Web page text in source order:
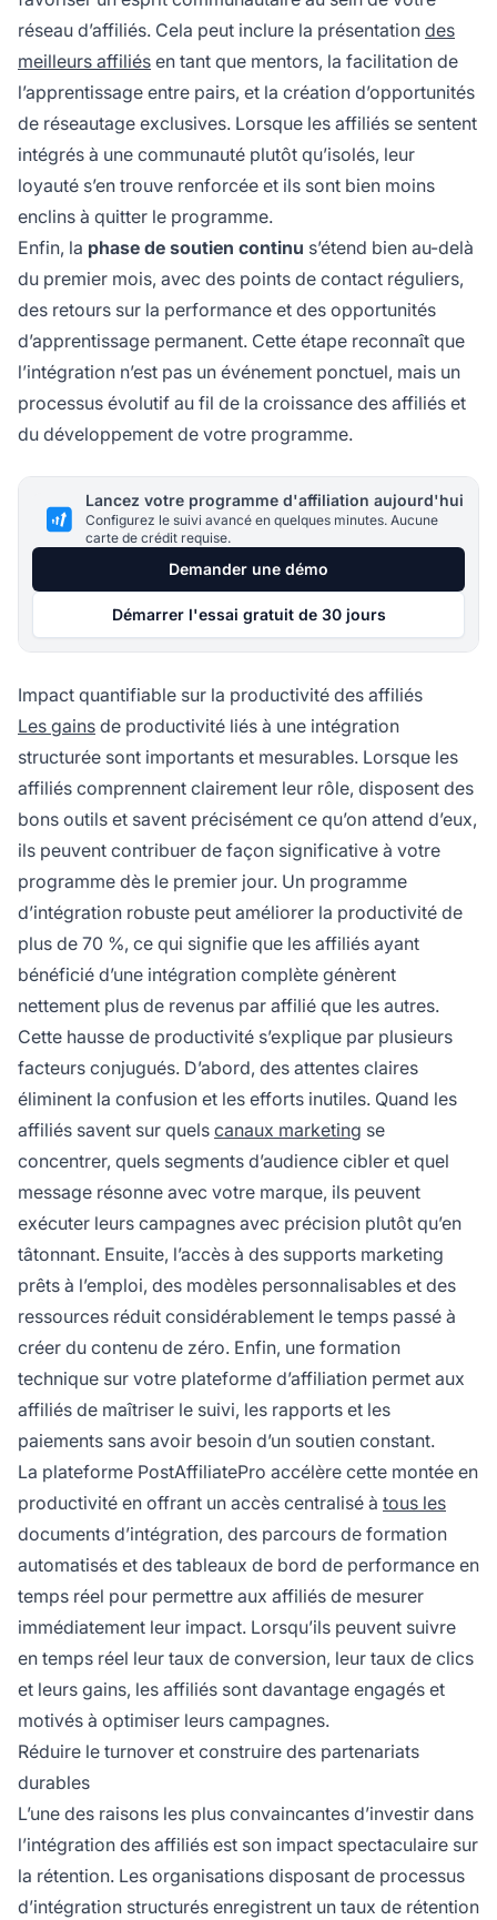
réseau d’affiliés. Cela peut inclure la présentation des
meilleurs affiliés en tant que mentors, la facilitation de
l’apprentissage entre pairs, et la création d’opportunités
de réseautage exclusives. Lorsque les affiliés se sentent
intégrés à une communauté plutôt qu’isolés, leur
loyauté s’en trouve renforcée et ils sont bien moins
enclins à quitter le programme.
Enfin, la phase de soutien continu s’étend bien au-delà
du premier mois, avec des points de contact réguliers,
des retours sur la performance et des opportunités
d’apprentissage permanent. Cette étape reconnaît que
l’intégration n’est pas un événement ponctuel, mais un
processus évolutif au fil de la croissance des affiliés et
du développement de votre programme.
Lancez votre programme d'affiliation aujourd'hui
Configurez le suivi avancé en quelques minutes. Aucune
carte de crédit requise.
Demander une démo
Démarrer l'essai gratuit de 30 jours
Impact quantifiable sur la productivité des affiliés
Les gains de productivité liés à une intégration
structurée sont importants et mesurables. Lorsque les
affiliés comprennent clairement leur rôle, disposent des
bons outils et savent précisément ce qu’on attend d’eux,
ils peuvent contribuer de façon significative à votre
programme dès le premier jour. Un programme
d’intégration robuste peut améliorer la productivité de
plus de 70 %, ce qui signifie que les affiliés ayant
bénéficié d’une intégration complète génèrent
nettement plus de revenus par affilié que les autres.
Cette hausse de productivité s’explique par plusieurs
facteurs conjugués. D’abord, des attentes claires
éliminent la confusion et les efforts inutiles. Quand les
affiliés savent sur quels canaux marketing se
concentrer, quels segments d’audience cibler et quel
message résonne avec votre marque, ils peuvent
exécuter leurs campagnes avec précision plutôt qu’en
tâtonnant. Ensuite, l’accès à des supports marketing
prêts à l’emploi, des modèles personnalisables et des
ressources réduit considérablement le temps passé à
créer du contenu de zéro. Enfin, une formation
technique sur votre plateforme d’affiliation permet aux
affiliés de maîtriser le suivi, les rapports et les
paiements sans avoir besoin d’un soutien constant.
La plateforme PostAffiliatePro accélère cette montée en
productivité en offrant un accès centralisé à tous les
documents d’intégration, des parcours de formation
automatisés et des tableaux de bord de performance en
temps réel pour permettre aux affiliés de mesurer
immédiatement leur impact. Lorsqu’ils peuvent suivre
en temps réel leur taux de conversion, leur taux de clics
et leurs gains, les affiliés sont davantage engagés et
motivés à optimiser leurs campagnes.
Réduire le turnover et construire des partenariats
durables
L’une des raisons les plus convaincantes d’investir dans
l’intégration des affiliés est son impact spectaculaire sur
la rétention. Les organisations disposant de processus
d’intégration structurés enregistrent un taux de rétention